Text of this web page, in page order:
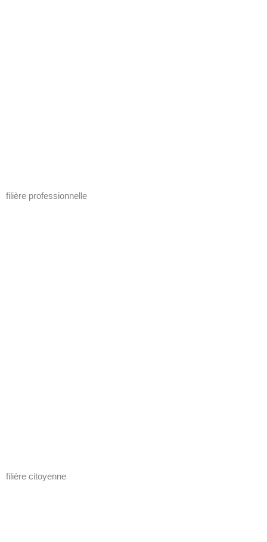
filière professionnelle
filière citoyenne